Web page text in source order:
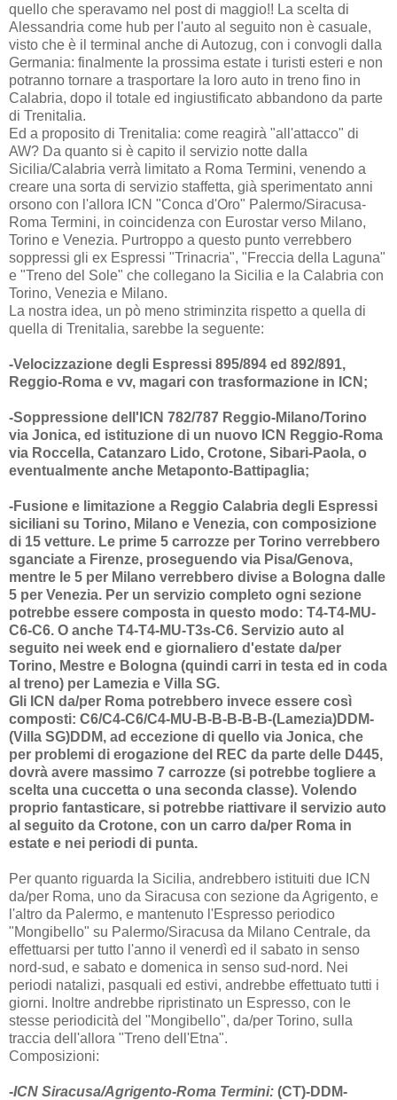
quello che speravamo nel post di maggio!! La scelta di
Alessandria come hub per l'auto al seguito non è casuale,
visto che è il terminal anche di Autozug, con i convogli dalla
Germania: finalmente la prossima estate i turisti esteri e non
potranno tornare a trasportare la loro auto in treno fino in
Calabria, dopo il totale ed ingiustificato abbandono da parte
di Trenitalia.
Ed a proposito di Trenitalia: come reagirà "all'attacco" di
AW? Da quanto si è capito il servizio notte dalla
Sicilia/Calabria verrà limitato a Roma Termini, venendo a
creare una sorta di servizio staffetta, già sperimentato anni
orsono con l'allora ICN "Conca d'Oro" Palermo/Siracusa-
Roma Termini, in coincidenza con Eurostar verso Milano,
Torino e Venezia. Purtroppo a questo punto verrebbero
soppressi gli ex Espressi "Trinacria", "Freccia della Laguna"
e "Treno del Sole" che collegano la Sicilia e la Calabria con
Torino, Venezia e Milano.
La nostra idea, un pò meno striminzita rispetto a quella di
quella di Trenitalia, sarebbe la seguente:
-Velocizzazione degli Espressi 895/894 ed 892/891,
Reggio-Roma e vv, magari con trasformazione in ICN;
-Soppressione dell'ICN 782/787 Reggio-Milano/Torino
via Jonica, ed istituzione di un nuovo ICN Reggio-Roma
via Roccella, Catanzaro Lido, Crotone, Sibari-Paola, o
eventualmente anche Metaponto-Battipaglia;
-Fusione e limitazione a Reggio Calabria degli Espressi
siciliani su Torino, Milano e Venezia, con composizione
di 15 vetture. Le prime 5 carrozze per Torino verrebbero
sganciate a Firenze, proseguendo via Pisa/Genova,
mentre le 5 per Milano verrebbero divise a Bologna dalle
5 per Venezia. Per un servizio completo ogni sezione
potrebbe essere composta in questo modo: T4-T4-MU-
C6-C6. O anche T4-T4-MU-T3s-C6. Servizio auto al
seguito nei week end e giornaliero d'estate da/per
Torino, Mestre e Bologna (quindi carri in testa ed in coda
al treno) per Lamezia e Villa SG.
Gli ICN da/per Roma potrebbero invece essere così
composti: C6/C4-C6/C4-MU-B-B-B-B-B-(Lamezia)DDM-
(Villa SG)DDM, ad eccezione di quello via Jonica, che
per problemi di erogazione del REC da parte delle D445,
dovrà avere massimo 7 carrozze (si potrebbe togliere a
scelta una cuccetta o una seconda classe). Volendo
proprio fantasticare, si potrebbe riattivare il servizio auto
al seguito da Crotone, con un carro da/per Roma in
estate e nei periodi di punta.
Per quanto riguarda la Sicilia, andrebbero istituiti due ICN
da/per Roma, uno da Siracusa con sezione da Agrigento, e
l'altro da Palermo, e mantenuto l'Espresso periodico
"Mongibello" su Palermo/Siracusa da Milano Centrale, da
effettuarsi per tutto l'anno il venerdì ed il sabato in senso
nord-sud, e sabato e domenica in senso sud-nord. Nei
periodi natalizi, pasquali ed estivi, andrebbe effettuato tutti i
giorni. Inoltre andrebbe ripristinato un Espresso, con le
stesse periodicità del "Mongibello", da/per Torino, sulla
traccia dell'allora "Treno dell'Etna".
Composizioni:
-ICN Siracusa/Agrigento-Roma Termini: (CT)-DDM-